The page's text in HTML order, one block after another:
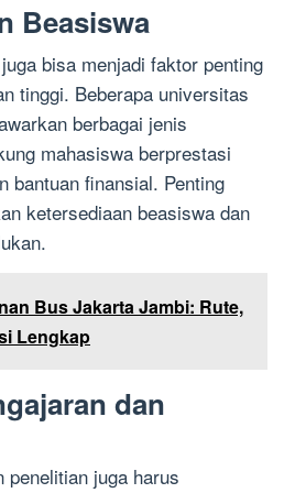
Beasiswa
bisa menjadi faktor penting
tinggi. Beberapa universitas
berbagai jenis
mahasiswa berprestasi
bantuan finansial. Penting
ketersediaan beasiswa dan
Bus Jakarta Jambi: Rute,
Lengkap
dan
penelitian juga harus